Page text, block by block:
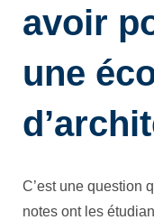
avoir
une
C’est une question
notes ont les